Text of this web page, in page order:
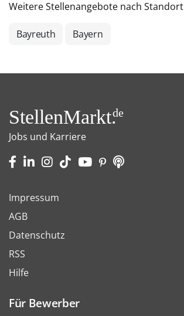
Weitere Stellenangebote nach Standort
Bayreuth Bayern
StellenMarkt.de
Jobs und Karriere
Impressum
AGB
Datenschutz
RSS
Hilfe
Für Bewerber